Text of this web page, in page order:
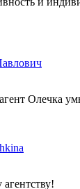
Олечка